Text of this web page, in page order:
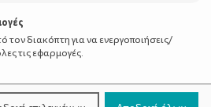
τέχνη του
τον διακόπτη για να ενεργοποιήσεις/
τις εφαρμογές.